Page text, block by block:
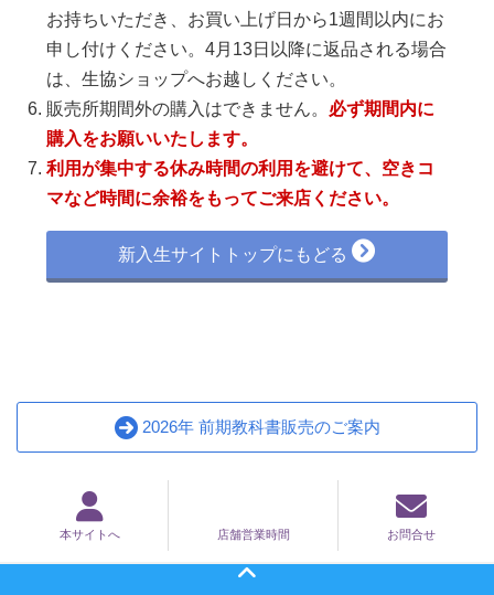
お持ちいただき、お買い上げ日から1週間以内にお
申し付けください。4月13日以降に返品される場合
は、生協ショップへお越しください。
販売所期間外の購入はできません。 必ず期間内に
購入をお願いいたします。
利用が集中する休み時間の利用を避けて、空きコ
マなど時間に余裕をもってご来店ください。
新入生サイトトップにもどる
2026年 前期教科書販売のご案内
本サイトへ 店舗営業時間 お問合せ